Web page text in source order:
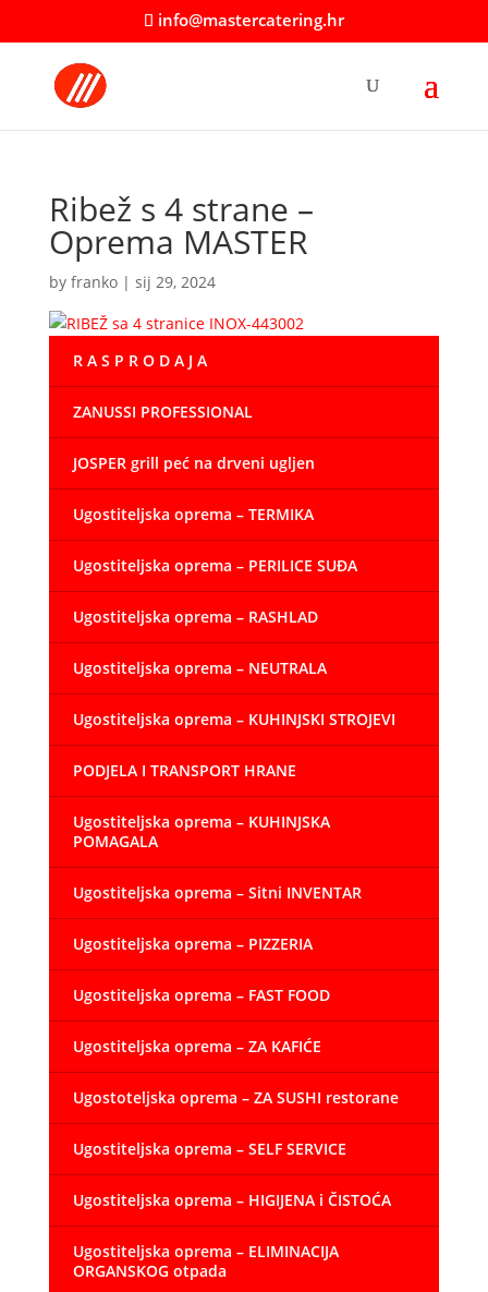
info@mastercatering.hr
Ribež s 4 strane –
Oprema MASTER
by franko| sij 29, 2024
R A S P R O D A J A
ZANUSSI PROFESSIONAL
JOSPER grill peć na drveni ugljen
Ugostiteljska oprema – TERMIKA
Ugostiteljska oprema – PERILICE SUĐA
Ugostiteljska oprema – RASHLAD
Ugostiteljska oprema – NEUTRALA
Ugostiteljska oprema – KUHINJSKI STROJEVI
PODJELA I TRANSPORT HRANE
Ugostiteljska oprema – KUHINJSKA
POMAGALA
Ugostiteljska oprema – Sitni INVENTAR
Ugostiteljska oprema – PIZZERIA
Ugostiteljska oprema – FAST FOOD
Ugostiteljska oprema – ZA KAFIĆE
Ugostoteljska oprema – ZA SUSHI restorane
Ugostiteljska oprema – SELF SERVICE
Ugostiteljska oprema – HIGIJENA i ČISTOĆA
Ugostiteljska oprema – ELIMINACIJA
ORGANSKOG otpada